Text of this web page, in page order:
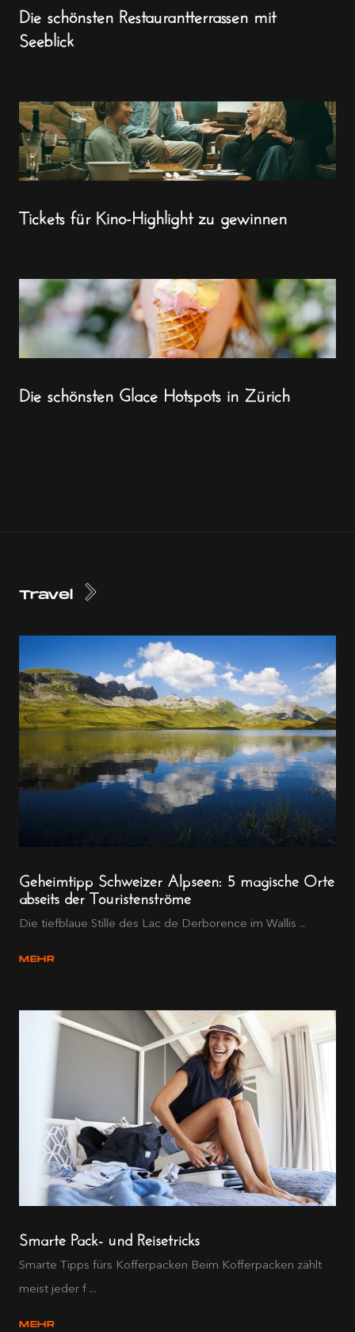
Die schönsten Restaurantterrassen mit
Seeblick
Tickets für Kino-Highlight zu gewinnen
Die schönsten Glace Hotspots in Zürich
Travel
Geheimtipp Schweizer Alpseen: 5 magische Orte
abseits der Touristenströme
Die tiefblaue Stille des Lac de Derborence im Wallis ...
MEHR
Smarte Pack- und Reisetricks
Smarte Tipps fürs Kofferpacken Beim Kofferpacken zählt
meist jeder f ...
MEHR